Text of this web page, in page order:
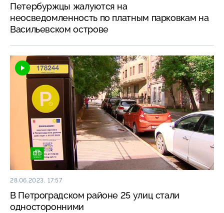
Петербуржцы жалуются на
неосведомленность по платным парковкам на
Васильевском острове
28.06.2023, 17:57
В Петроградском районе 25 улиц стали
односторонними